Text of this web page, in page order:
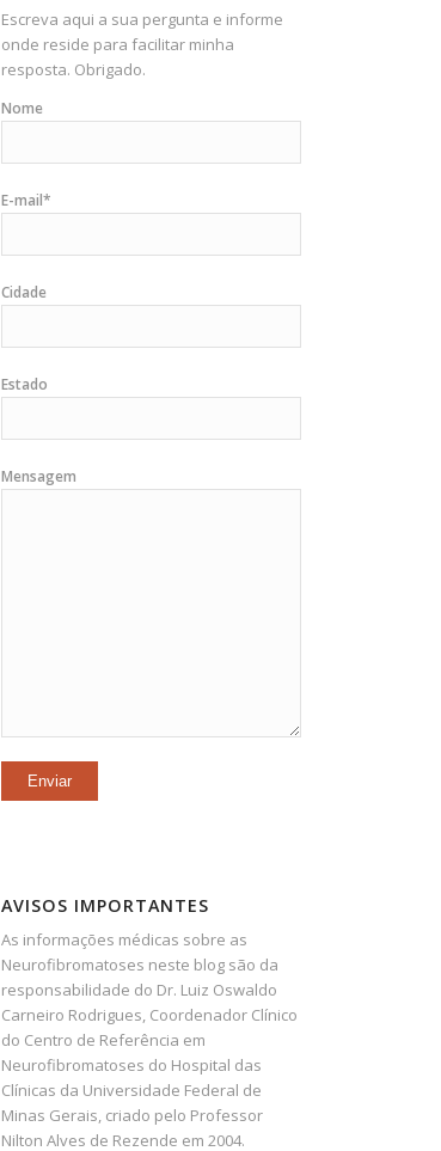
Escreva aqui a sua pergunta e informe
onde reside para facilitar minha
resposta. Obrigado.
Nome
E-mail*
Cidade
Estado
Mensagem
AVISOS IMPORTANTES
As informações médicas sobre as
Neurofibromatoses neste blog são da
responsabilidade do Dr. Luiz Oswaldo
Carneiro Rodrigues, Coordenador Clínico
do Centro de Referência em
Neurofibromatoses do Hospital das
Clínicas da Universidade Federal de
Minas Gerais, criado pelo Professor
Nilton Alves de Rezende em 2004.